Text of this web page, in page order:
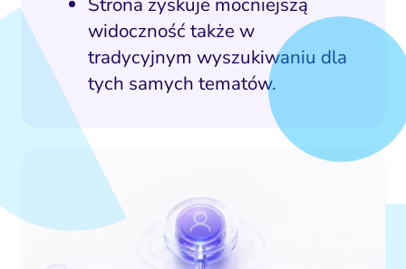
widoczność także w
tradycyjnym wyszukiwaniu dla
tych samych tematów.